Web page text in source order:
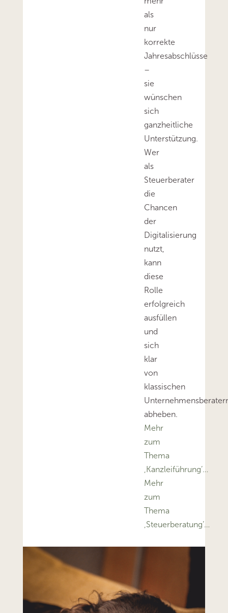
als
nur
korrekte
Jahresabschlüsse
–
sie
wünschen
sich
ganzheitliche
Unterstützung.
Wer
als
Steuerberater
die
Chancen
der
Digitalisierung
nutzt,
kann
diese
Rolle
erfolgreich
ausfüllen
und
sich
klar
von
klassischen
abheben.
Mehr
zum
Thema
‚Kanzleiführung’…
Mehr
zum
Thema
‚Steuerberatung’…